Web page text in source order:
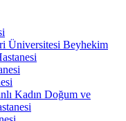
Üniversitesi Beyhekim
Kadın Doğum ve